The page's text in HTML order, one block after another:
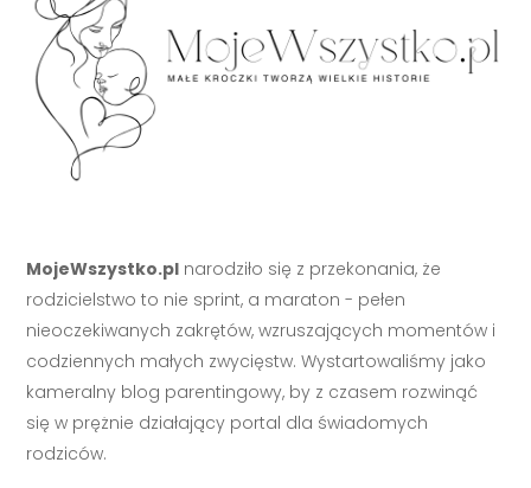
MojeWszystko.pl narodziło się z przekonania, że
rodzicielstwo to nie sprint, a maraton - pełen
nieoczekiwanych zakrętów, wzruszających momentów i
codziennych małych zwycięstw. Wystartowaliśmy jako
kameralny blog parentingowy, by z czasem rozwinąć
się w prężnie działający portal dla świadomych
rodziców.